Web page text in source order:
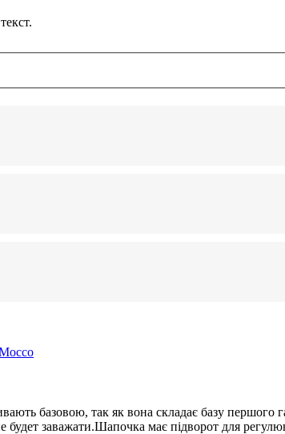
базовою, так як вона складає базу
заважати.Шапочка має підворот для